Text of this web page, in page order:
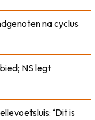
na cyclus
NS legt
‘Dit is